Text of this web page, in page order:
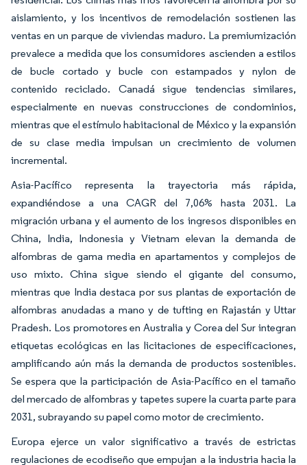
aislamiento, y los incentivos de remodelación sostienen las
ventas en un parque de viviendas maduro. La premiumización
prevalece a medida que los consumidores ascienden a estilos
de bucle cortado y bucle con estampados y nylon de
contenido reciclado. Canadá sigue tendencias similares,
especialmente en nuevas construcciones de condominios,
mientras que el estímulo habitacional de México y la expansión
de su clase media impulsan un crecimiento de volumen
incremental.
Asia-Pacífico representa la trayectoria más rápida,
expandiéndose a una CAGR del 7,06% hasta 2031. La
migración urbana y el aumento de los ingresos disponibles en
China, India, Indonesia y Vietnam elevan la demanda de
alfombras de gama media en apartamentos y complejos de
uso mixto. China sigue siendo el gigante del consumo,
mientras que India destaca por sus plantas de exportación de
alfombras anudadas a mano y de tufting en Rajastán y Uttar
Pradesh. Los promotores en Australia y Corea del Sur integran
etiquetas ecológicas en las licitaciones de especificaciones,
amplificando aún más la demanda de productos sostenibles.
Se espera que la participación de Asia-Pacífico en el tamaño
del mercado de alfombras y tapetes supere la cuarta parte para
2031, subrayando su papel como motor de crecimiento.
Europa ejerce un valor significativo a través de estrictas
regulaciones de ecodiseño que empujan a la industria hacia la